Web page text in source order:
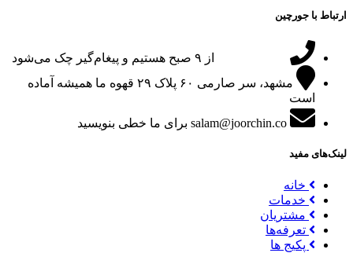
ارتباط با جورچین
از ۹ صبح هستیم و پیغام‌گیر چک می‌شود
مشهد، سر صارمی ۶۰ پلاک ۲۹
قهوه ما همیشه آماده
است
salam@joorchin.co برای ما خطی بنویسید
لینک‌های مفید
خانه
خدمات
مشتریان
تعرفه‌ها
پکیج ها